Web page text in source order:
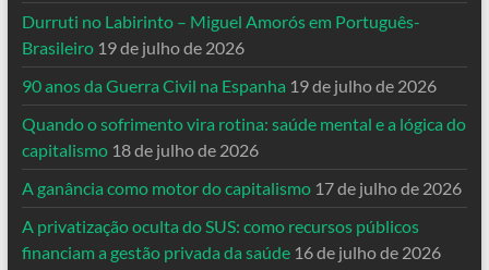
Durruti no Labirinto – Miguel Amorós em Português-
Brasileiro 19 de julho de 2026
90 anos da Guerra Civil na Espanha 19 de julho de 2026
Quando o sofrimento vira rotina: saúde mental e a lógica do
capitalismo 18 de julho de 2026
A ganância como motor do capitalismo 17 de julho de 2026
A privatização oculta do SUS: como recursos públicos
financiam a gestão privada da saúde 16 de julho de 2026